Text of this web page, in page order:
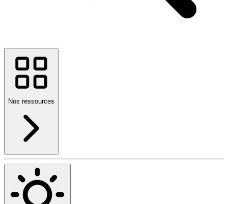
Nos ressources